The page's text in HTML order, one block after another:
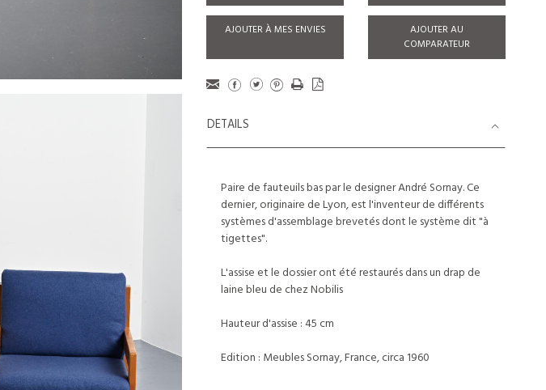
AJOUTER À MES ENVIES
AJOUTER AU
COMPARATEUR
DETAILS
Paire de fauteuils bas par le designer André Sornay. Ce
dernier, originaire de Lyon, est l'inventeur de différents
systèmes d'assemblage brevetés dont le système dit "à
tigettes".
L'assise et le dossier ont été restaurés dans un drap de
laine bleu de chez Nobilis
Hauteur d'assise : 45 cm
Edition : Meubles Sornay, France, circa 1960